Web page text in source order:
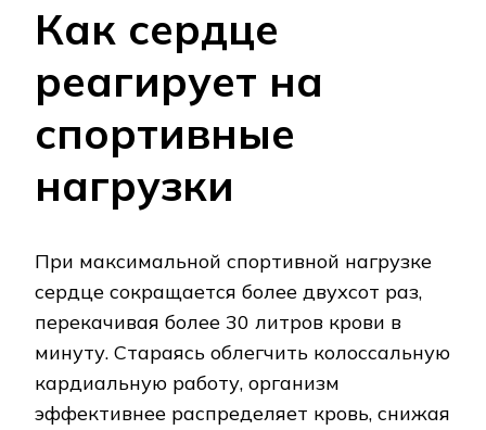
Как сердце
реагирует на
спортивные
нагрузки
При максимальной спортивной нагрузке
сердце сокращается более двухсот раз,
перекачивая более 30 литров крови в
минуту. Стараясь облегчить колоссальную
кардиальную работу, организм
эффективнее распределяет кровь, снижая